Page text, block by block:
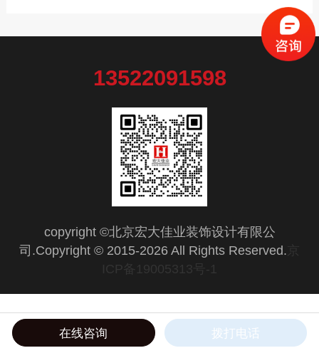
业装修企业，我们将以精准设计与精工施工
为这个聚焦运动损伤修复、体态矫正的专业
牌，打造兼具专业度与治愈感的康复空间。
13522091598
copyright ©北京宏大佳业装饰设计有限公
司.Copyright © 2015-2026 All Rights Reserved.
ICP备19005313号-1
电话咨询 在线客服
在线咨询 拨打电话